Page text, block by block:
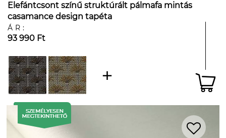
Elefántcsont színű struktúrált pálmafa mintás
casamance design tapéta
ÁR:
93 990 Ft